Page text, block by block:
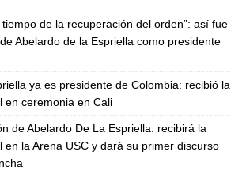
de la recuperación del orden”: así fue
Abelardo de la Espriella como presidente
ya es presidente de Colombia: recibió la
en ceremonia en Cali
de Abelardo De La Espriella: recibirá la
en la Arena USC y dará su primer discurso